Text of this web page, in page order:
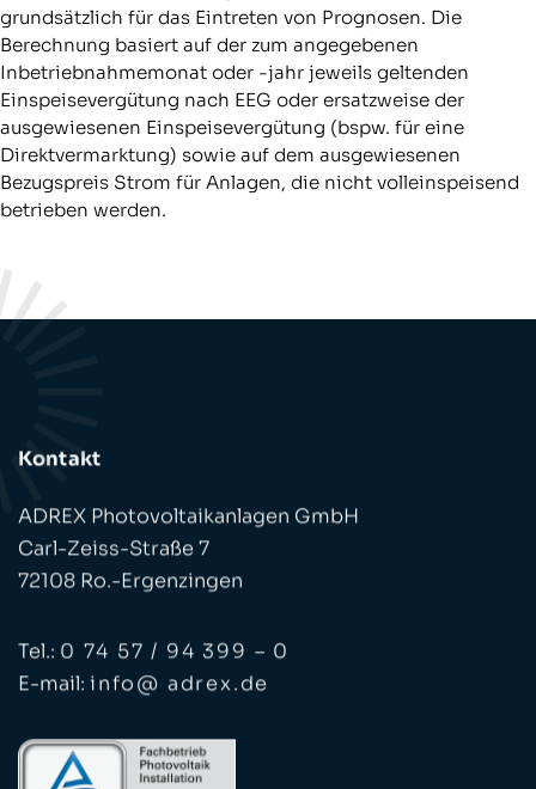
grundsätzlich für das Eintreten von Prognosen. Die
Berechnung basiert auf der zum angegebenen
Inbetriebnahmemonat oder -jahr jeweils geltenden
Einspeisevergütung nach EEG oder ersatzweise der
ausgewiesenen Einspeisevergütung (bspw. für eine
Direktvermarktung) sowie auf dem ausgewiesenen
Bezugspreis Strom für Anlagen, die nicht volleinspeisend
betrieben werden.
Kontakt
ADREX Photovoltaikanlagen GmbH
Carl-Zeiss-Straße 7
72108 Ro.-Ergenzingen
Tel.: 0 74 57 / 94 399 – 0
E-mail: info@ adrex.de